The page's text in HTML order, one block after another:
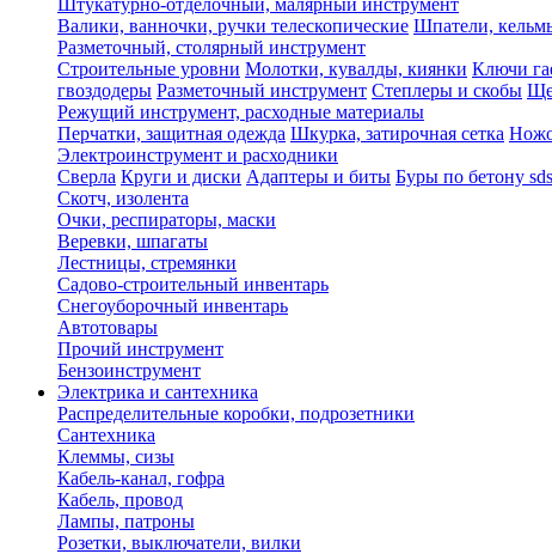
Штукатурно-отделочный, малярный инструмент
Валики, ванночки, ручки телескопические Шпатели,
Разметочный, столярный инструмент
Строительные уровни Молотки, кувалды, киянки Ключи
гвоздодеры Разметочный инструмент Степлеры и скобы
Режущий инструмент, расходные материалы
Перчатки, защитная одежда Шкурка, затирочная сетка
Электроинструмент и расходники
Сверла Круги и диски Адаптеры и биты Буры по бетону
Скотч, изолента
Очки, респираторы, маски
Веревки, шпагаты
Лестницы, стремянки
Садово-строительный инвентарь
Снегоуборочный инвентарь
Автотовары
Прочий инструмент
Бензоинструмент
Электрика и сантехника
Распределительные коробки, подрозетники
Сантехника
Клеммы, сизы
Кабель-канал, гофра
Кабель, провод
Лампы, патроны
Розетки, выключатели, вилки